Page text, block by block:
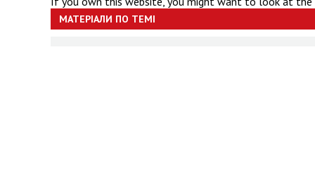
МАТЕРІАЛИ ПО ТЕМІ